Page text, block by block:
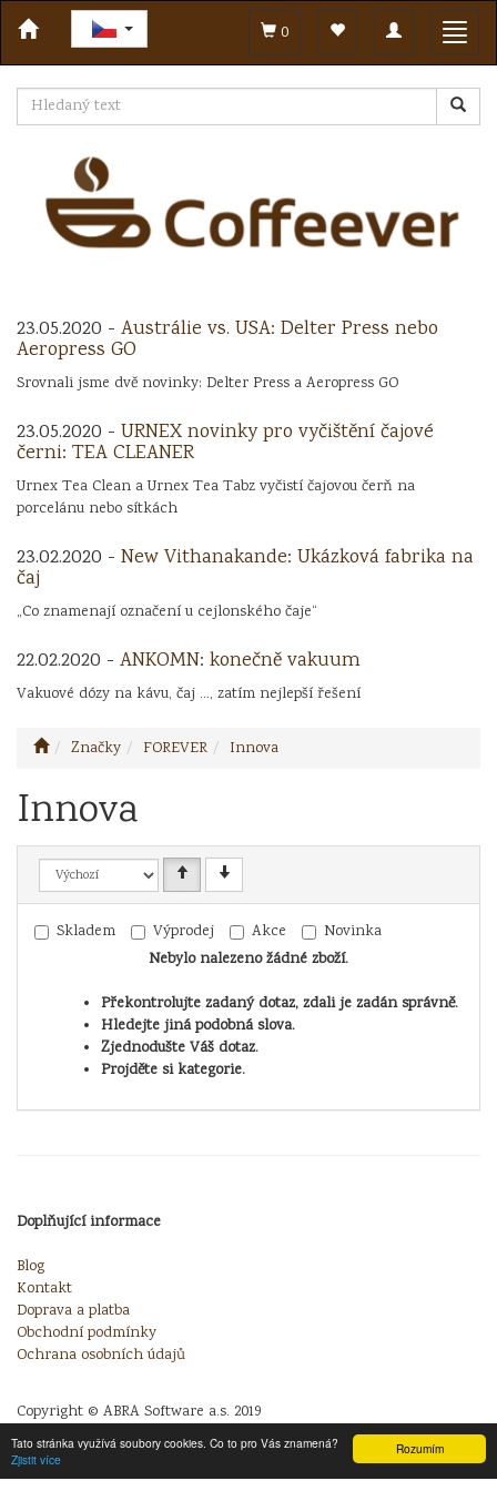
Rozumím
Tato stránka využívá soubory cookies. Co to pro Vás znamená?
Zjistit více
Toggle
navigation
0
23.05.2020 - Austrálie vs. USA: Delter Press nebo
Aeropress GO
Srovnali jsme dvě novinky: Delter Press a Aeropress GO
23.05.2020 - URNEX novinky pro vyčištění čajové
černi: TEA CLEANER
Urnex Tea Clean a Urnex Tea Tabz vyčistí čajovou čerň na
porcelánu nebo sítkách
23.02.2020 - New Vithanakande: Ukázková fabrika na
čaj
„Co znamenají označení u cejlonského čaje“
22.02.2020 - ANKOMN: konečně vakuum
Vakuové dózy na kávu, čaj ..., zatím nejlepší řešení
Značky FOREVER Innova
Innova
Skladem Výprodej Akce
Novinka
Nebylo nalezeno žádné zboží.
Překontrolujte zadaný dotaz, zdali je zadán správně.
Hledejte jiná podobná slova.
Zjednodušte Váš dotaz.
Projděte si kategorie.
Doplňující informace
Blog
Kontakt
Doprava a platba
Obchodní podmínky
Ochrana osobních údajů
Copyright © ABRA Software a.s. 2019